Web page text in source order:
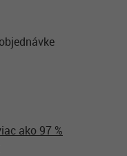
ako 97 %